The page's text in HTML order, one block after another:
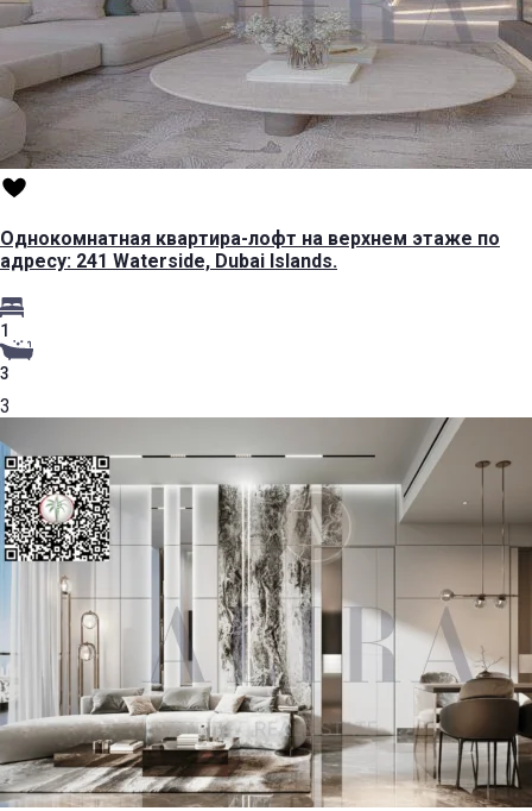
Однокомнатная квартира-лофт на верхнем этаже по
адресу: 241 Waterside, Dubai Islands.
1
3
3